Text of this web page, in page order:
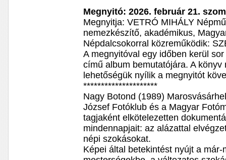
Megnyitó: 2026. február 21.
Megnyitja: VETRÓ MIHÁLY
nemezkészítő, akadémikus,
Népdalcsokorral közreműködik:
A megnyitóval egy időben kerül
című album bemutatójára. A
lehetőségük nyílik a megnyitót
*********************
Nagy Botond (1989)
József Fotóklub és a Magyar
tagjaként elkötelezetten
mindennapjait: az alázattal
népi szokásokat.
Képei által betekintést nyújt a